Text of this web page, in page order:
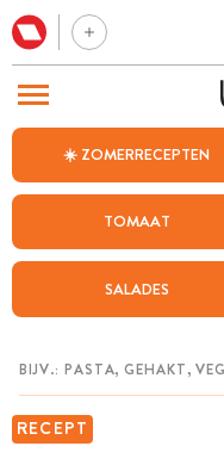
☀️ ZOMERRECEPTEN
TOMAAT
SALADES
RECEPT
BEZOEK ONZE ANDERE WEBSITES
WEEKMENU
CHAT MET MAIA
MIJN BEWAARDE RECEPTEN